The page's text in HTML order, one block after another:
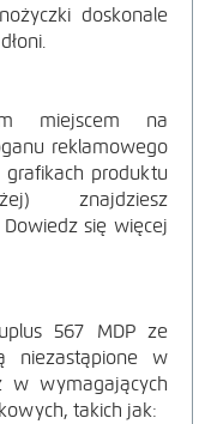
doskonale
miejscem na
reklamowego
produktu
znajdziesz
się więcej
567 MDP ze
niezastąpione w
w wymagających
takich jak: